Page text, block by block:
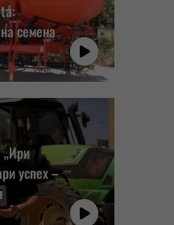
семена
„Ири
успех –